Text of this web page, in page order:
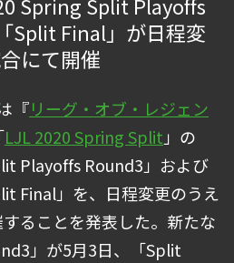
n
Split Final」が日程変
にて開催
『リーグ・オブ・レジェン
LJL 2020 Spring Split」の
Playoffs Round3」および
Final」を、日程変更のうえ
ることを発表した。新たな
」が5月3日、「Split